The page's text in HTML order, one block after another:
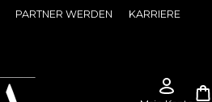
PARTNER WERDEN KARRIERE